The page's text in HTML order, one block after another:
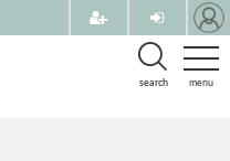
menu
search